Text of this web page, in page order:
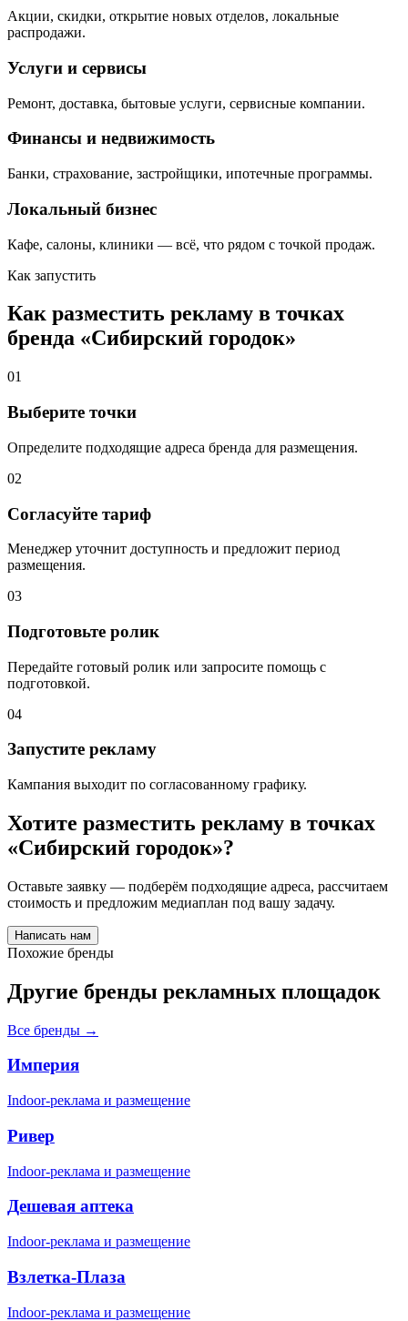
Акции, скидки, открытие новых отделов, локальные
распродажи.
Услуги и сервисы
Ремонт, доставка, бытовые услуги, сервисные компании.
Финансы и недвижимость
Банки, страхование, застройщики, ипотечные программы.
Локальный бизнес
Кафе, салоны, клиники — всё, что рядом с точкой продаж.
Как запустить
Как разместить рекламу в точках
бренда «Сибирский городок»
01
Выберите точки
Определите подходящие адреса бренда для размещения.
02
Согласуйте тариф
Менеджер уточнит доступность и предложит период
размещения.
03
Подготовьте ролик
Передайте готовый ролик или запросите помощь с
подготовкой.
04
Запустите рекламу
Кампания выходит по согласованному графику.
Хотите разместить рекламу в точках
«Сибирский городок»?
Оставьте заявку — подберём подходящие адреса, рассчитаем
стоимость и предложим медиаплан под вашу задачу.
Написать нам
Похожие бренды
Другие бренды рекламных площадок
Все бренды →
Империя
Indoor-реклама и размещение
Ривер
Indoor-реклама и размещение
Дешевая аптека
Indoor-реклама и размещение
Взлетка-Плаза
Indoor-реклама и размещение